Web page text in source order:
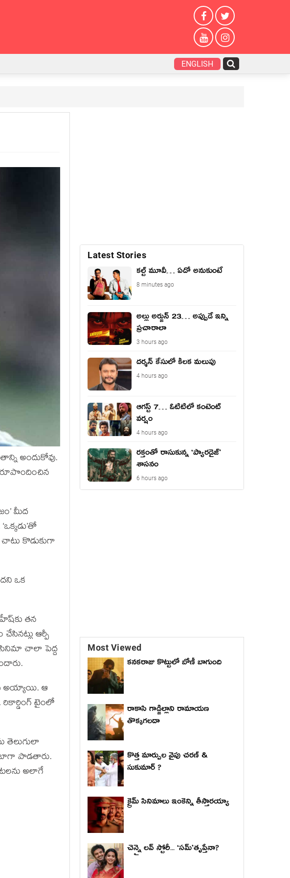
ENGLISH
అందుకోవు.
రూపొందించిన
మీద
కొడుకుగా
ఒక
తన
ఆర్పీ
సినిమా చాలా పెద్ద
అయ్యాయి. ఆ
టైంలో
తెలుగులా
పాడతారు.
అలాగే
Latest Stories
కల్ట్ మూవీ… ఏదో అనుకుంటే
8 minutes ago
అల్లు అర్జున్ 23… అప్పుడే ఇన్ని
ప్రచారాలా
3 hours ago
దర్శన్ కేసులో కీలక మలుపు
4 hours ago
ఆగస్ట్ 7… ఓటిటిలో కంటెంట్
వర్షం
4 hours ago
రక్తంతో రాసుకున్న ‘ప్యారడైజ్’
శాసనం
6 hours ago
Most Viewed
కనకరాజు కొట్టులో బోణీ బాగుంది
రాకాసి గాడ్జిల్లాని రామాయణ
తొక్కగలదా
కొత్త మార్పుల వైపు చరణ్ &
సుకుమార్ ?
క్రైమ్ సినిమాలు ఇంకెన్ని తీస్తారయ్యా
చెన్నై లవ్ స్టోరీ... ‘సమ్’తృప్తేనా?